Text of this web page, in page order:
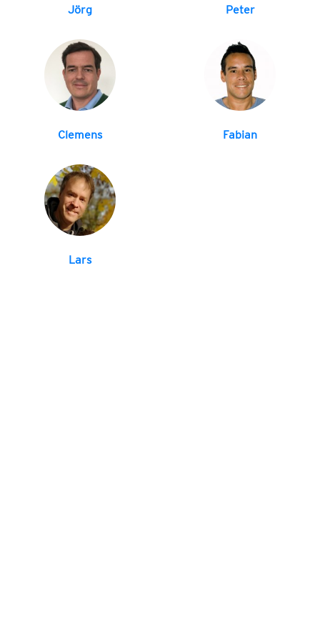
Jörg Peter
Clemens Fabian
Lars